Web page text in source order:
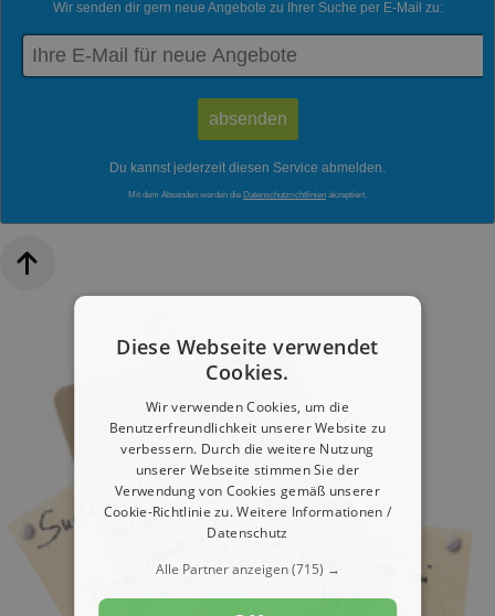
Wir senden dir gern neue Angebote zu Ihrer Suche per E-Mail zu:
Du kannst jederzeit diesen Service abmelden.
Mit dem Absenden werden die Datenschutzrichtlinien akzeptiert.
Diese Webseite verwendet
Cookies.
Wir verwenden Cookies, um die
Benutzerfreundlichkeit unserer Website zu
verbessern. Durch die weitere Nutzung
unserer Webseite stimmen Sie der
Verwendung von Cookies gemäß unserer
Cookie-Richtlinie zu.Weitere Informationen /
Datenschutz
Alle Partner anzeigen(715) →